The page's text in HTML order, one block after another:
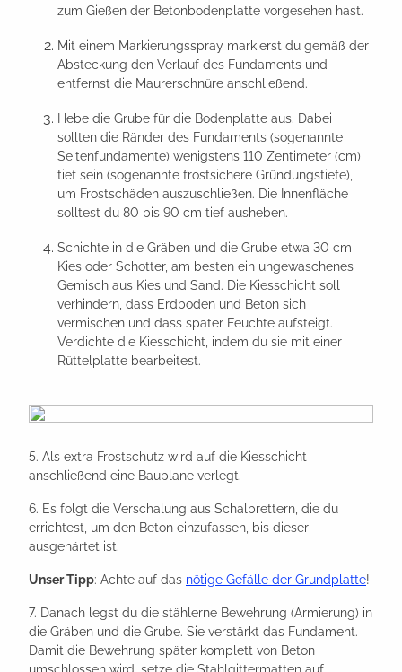
zum Gießen der Betonbodenplatte vorgesehen hast.
Mit einem Markierungsspray markierst du gemäß der
Absteckung den Verlauf des Fundaments und
entfernst die Maurerschnüre anschließend.
Hebe die Grube für die Bodenplatte aus. Dabei
sollten die Ränder des Fundaments (sogenannte
Seitenfundamente) wenigstens 110 Zentimeter (cm)
tief sein (sogenannte frostsichere Gründungstiefe),
um Frostschäden auszuschließen. Die Innenfläche
solltest du 80 bis 90 cm tief ausheben.
Schichte in die Gräben und die Grube etwa 30 cm
Kies oder Schotter, am besten ein ungewaschenes
Gemisch aus Kies und Sand. Die Kiesschicht soll
verhindern, dass Erdboden und Beton sich
vermischen und dass später Feuchte aufsteigt.
Verdichte die Kiesschicht, indem du sie mit einer
Rüttelplatte bearbeitest.
5. Als extra Frostschutz wird auf die Kiesschicht
anschließend eine Bauplane verlegt.
6. Es folgt die Verschalung aus Schalbrettern, die du
errichtest, um den Beton einzufassen, bis dieser
ausgehärtet ist.
Unser Tipp: Achte auf das nötige Gefälle der Grundplatte!
7. Danach legst du die stählerne Bewehrung (Armierung) in
die Gräben und die Grube. Sie verstärkt das Fundament.
Damit die Bewehrung später komplett von Beton